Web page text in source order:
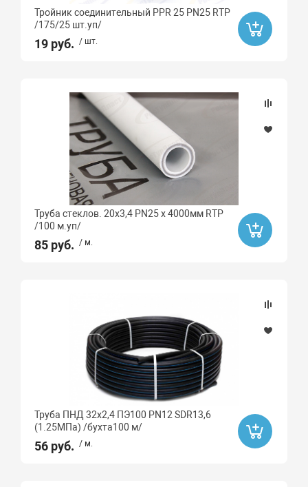
Тройник соединительный PPR 25 PN25 RTP
/175/25 шт.уп/
19 руб. / шт.
Труба стеклов. 20х3,4 PN25 х 4000мм RTP
/100 м.уп/
85 руб. / м.
Труба ПНД 32х2,4 ПЭ100 PN12 SDR13,6
(1.25МПа) /бухта100 м/
56 руб. / м.